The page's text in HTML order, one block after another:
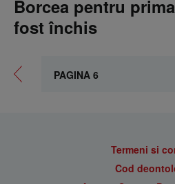
Borcea pentru
fost închis
Termeni si
Cod